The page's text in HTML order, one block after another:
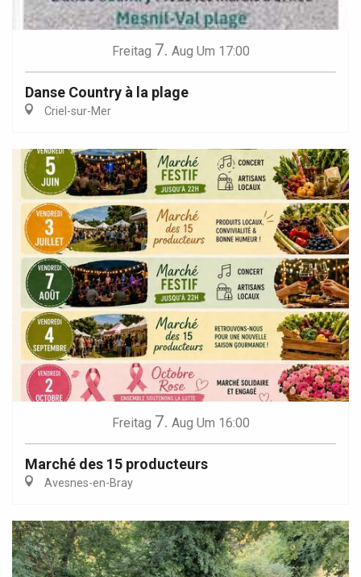
Freitag 7. Aug Um 17:00
Danse Country à la plage
Criel-sur-Mer
Freitag 7. Aug Um 16:00
Marché des 15 producteurs
Avesnes-en-Bray